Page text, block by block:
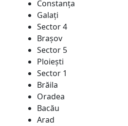
Constanţa
Galaţi
Sector 4
Braşov
Sector 5
Ploieşti
Sector 1
Brăila
Oradea
Bacău
Arad